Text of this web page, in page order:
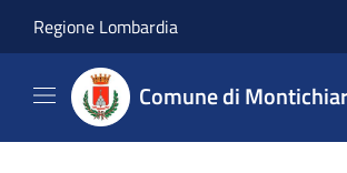
Regione Lombardia
Comune di